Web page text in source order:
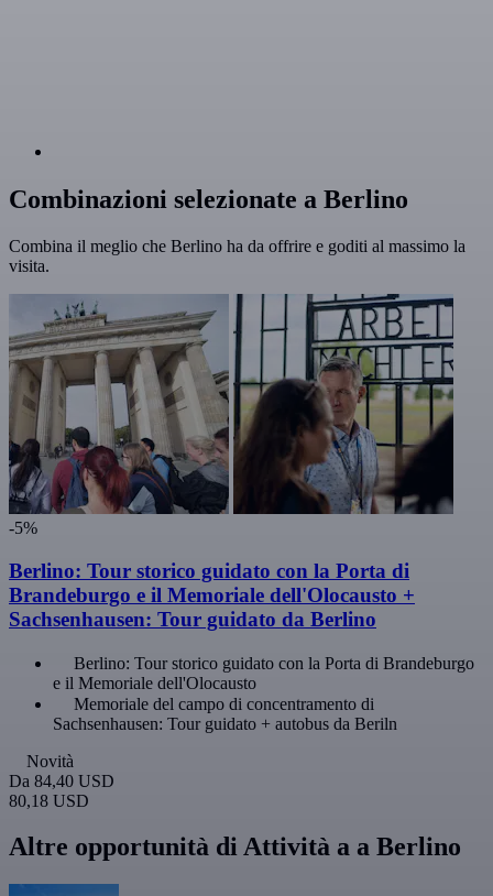
Combinazioni selezionate a Berlino
Combina il meglio che Berlino ha da offrire e goditi al massimo la
visita.
-5%
Berlino: Tour storico guidato con la Porta di
Brandeburgo e il Memoriale dell'Olocausto +
Sachsenhausen: Tour guidato da Berlino
Berlino: Tour storico guidato con la Porta di Brandeburgo
e il Memoriale dell'Olocausto
Memoriale del campo di concentramento di
Sachsenhausen: Tour guidato + autobus da Beriln
Novità
Da 84,40 USD
80,18 USD
Altre opportunità di Attività a a Berlino